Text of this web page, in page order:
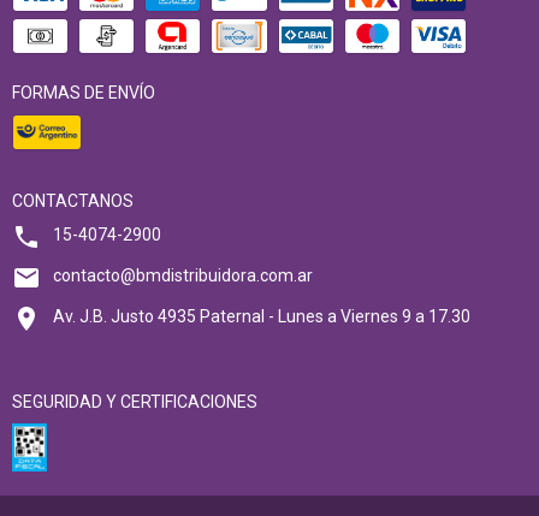
FORMAS DE ENVÍO
CONTACTANOS
15-4074-2900
contacto@bmdistribuidora.com.ar
Av. J.B. Justo 4935 Paternal - Lunes a Viernes 9 a 17.30
SEGURIDAD Y CERTIFICACIONES